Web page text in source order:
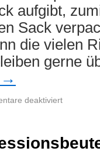
aufgibt,
Sack
die vielen
gerne
→
deaktiviert